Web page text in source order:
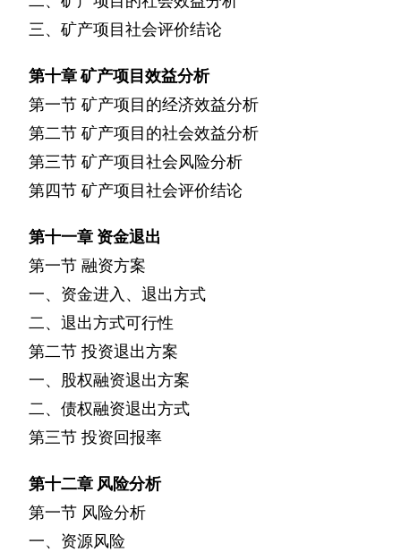
三、矿产项目社会评价结论
第十章矿产项目效益分析
第一节 矿产项目的经济效益分析
第二节 矿产项目的社会效益分析
第三节 矿产项目社会风险分析
第四节 矿产项目社会评价结论
第十一章 资金退出
第一节 融资方案
一、资金进入、退出方式
二、退出方式可行性
第二节 投资退出方案
一、股权融资退出方案
二、债权融资退出方式
第三节 投资回报率
第十二章 风险分析
第一节 风险分析
一、资源风险